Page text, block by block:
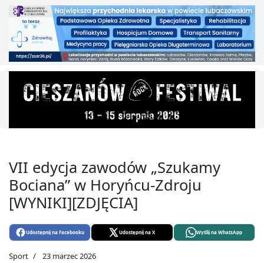
VII edycja zawodów „Szukamy
Bociana” w Horyńcu-Zdroju
[WYNIKI][ZDJĘCIA]
Udostępnij na Facebooku Udostępnij na X Wyślij na WhatsApp
Sport 23 marzec 2026